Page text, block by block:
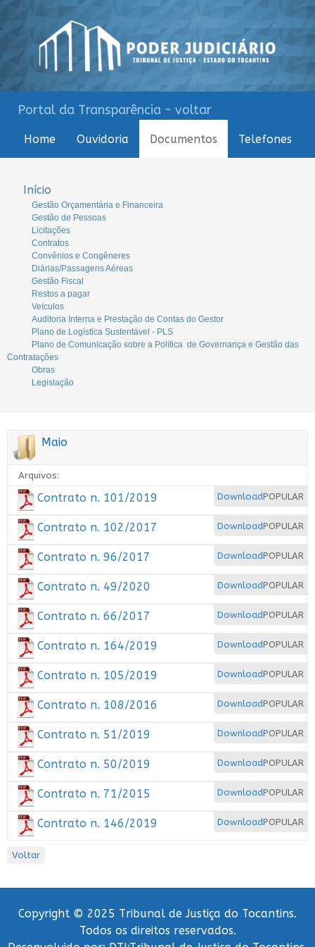
Portal da Transparência - voltar
Home Ouvidoria Documentos Telefones
Início
Gestão Orçamentária e Financeira
Gestão de Pessoas
Licitações
Contratos
Convênios e Congêneres
Diárias/Passagens Aéreas
Gestão Fiscal
Restos a pagar
Veículos
Auditoria Interna e Prestação de Contas do Gestor
Plano de Logística Sustentável - PLS
Plano de Comunicação sobre a Política de Governança e Gestão das
Contratações
Obras
Legislação
Maio
Arquivos:
POPULAR
Download
Contrato n. 101/2019
POPULAR
Download
Contrato n. 102/2017
POPULAR
Download
Contrato n. 96/2017
POPULAR
Download
Contrato n. 49/2020
POPULAR
Download
Contrato n. 66/2017
POPULAR
Download
Contrato n. 164/2019
POPULAR
Download
Contrato n. 105/2019
POPULAR
Download
Contrato n. 108/2016
POPULAR
Download
Contrato n. 51/2019
POPULAR
Download
Contrato n. 50/2019
POPULAR
Download
Contrato n. 71/2015
POPULAR
Download
Contrato n. 146/2019
Voltar
Copyright © 2025 Tribunal de Justiça do Tocantins.
Todos os direitos reservados.